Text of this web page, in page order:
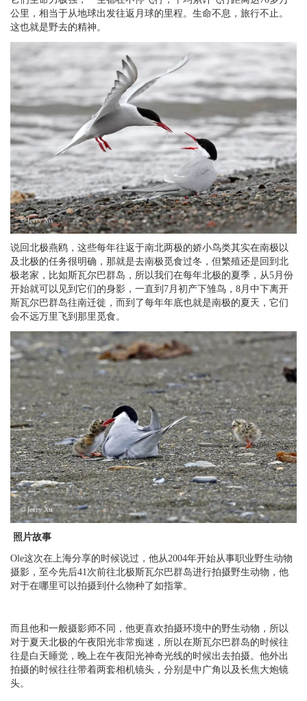
公里，相当于从地球出发往返月球的里程。生命不息，旅行不止。
这也就是野去的精神。
说回北极燕鸥，这些每年往返于南北两极的娇小鸟类其实在南极以
及北极的任务很明确，那就是去南极觅食过冬，但繁殖还是回到北
极老家，比如斯瓦尔巴群岛，所以我们在每年北极的夏季，从5月份
开始就可以见到它们的身影，一直到7月初产下雏鸟，8月中下离开
斯瓦尔巴群岛往南迁徙，而到了每年年底也就是南极的夏天，它们
会不远万里飞到那里觅食。
照片故事
Ole这次在上海分享的时候说过，他从2004年开始从事职业野生动物
摄影，至今先后41次前往北极斯瓦尔巴群岛进行拍摄野生动物，他
对于在哪里可以拍摄到什么物种了如指掌。
而且他和一般摄影师不同，他更喜欢拍摄环境中的野生动物，所以
对于夏天北极的午夜阳光非常痴迷，所以在斯瓦尔巴群岛的时候往
往是白天睡觉，晚上在午夜阳光神奇光线的时候出去拍摄。他外出
拍摄的时候往往带着两套相机镜头，分别是中广角以及长焦大炮镜
头。